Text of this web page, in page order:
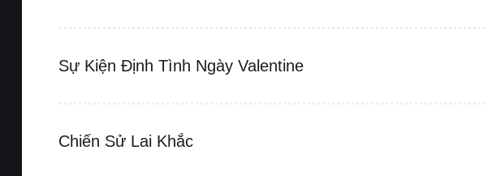
Sự Kiện Định Tình Ngày Valentine
Chiến Sử Lai Khắc